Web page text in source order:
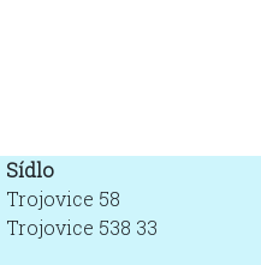
Sídlo
Trojovice 58
Trojovice 538 33